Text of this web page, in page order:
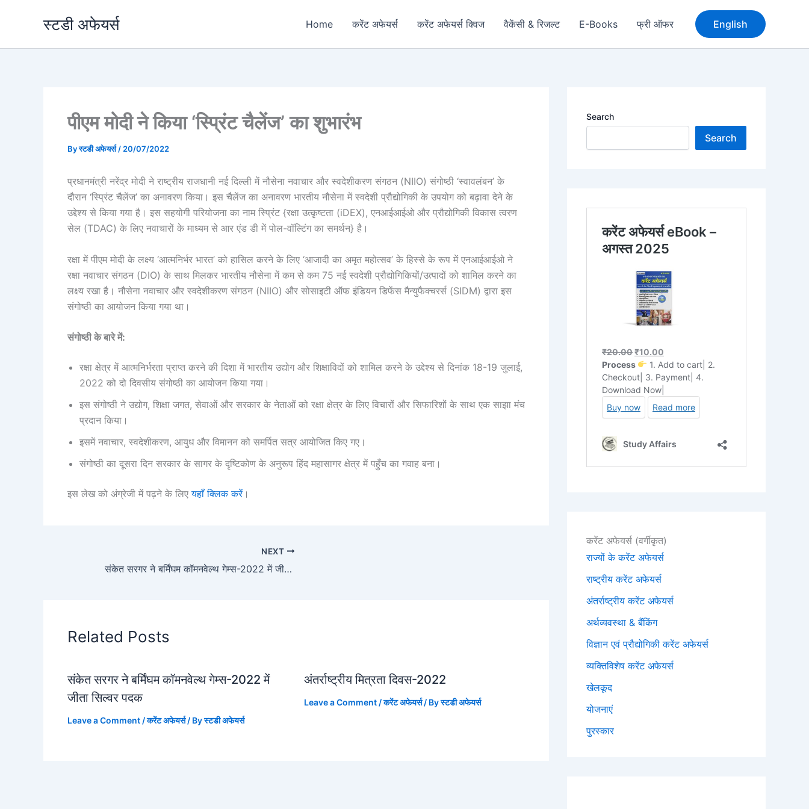
स्टडी अफेयर्स Home करेंट अफेयर्स करेंट अफेयर्स क्विज वैकेंसी & रिजल्ट E-Books फ्री ऑफर English
पीएम मोदी ने किया ‘स्प्रिंट चैलेंज’ का शुभारंभ
Byस्टडी अफेयर्स/ 20/07/2022
प्रधानमंत्री नरेंद्र मोदी ने राष्ट्रीय राजधानी नई दिल्ली में नौसेना नवाचार और स्वदेशीकरण संगठन (NIIO) संगोष्ठी ‘स्वावलंबन’ के
दौरान ‘स्प्रिंट चैलेंज’ का अनावरण किया। इस चैलेंज का अनावरण भारतीय नौसेना में स्वदेशी प्रौद्योगिकी के उपयोग को बढ़ावा देने के
उद्देश्य से किया गया है। इस सहयोगी परियोजना का नाम स्प्रिंट {रक्षा उत्कृष्टता (iDEX), एनआईआईओ और प्रौद्योगिकी विकास त्वरण
सेल (TDAC) के लिए नवाचारों के माध्यम से आर एंड डी में पोल-वॉल्टिंग का समर्थन} है।
रक्षा में पीएम मोदी के लक्ष्य ‘आत्मनिर्भर भारत’ को हासिल करने के लिए ‘आजादी का अमृत महोत्सव’ के हिस्से के रूप में एनआईआईओ ने
रक्षा नवाचार संगठन (DIO) के साथ मिलकर भारतीय नौसेना में कम से कम 75 नई स्वदेशी प्रौद्योगिकियों/उत्पादों को शामिल करने का
लक्ष्य रखा है। नौसेना नवाचार और स्वदेशीकरण संगठन (NIIO) और सोसाइटी ऑफ इंडियन डिफेंस मैन्युफैक्चरर्स (SIDM) द्वारा इस
संगोष्ठी का आयोजन किया गया था।
संगोष्ठी के बारे में:
रक्षा क्षेत्र में आत्मनिर्भरता प्राप्त करने की दिशा में भारतीय उद्योग और शिक्षाविदों को शामिल करने के उद्देश्य से दिनांक 18-19 जुलाई,
2022 को दो दिवसीय संगोष्ठी का आयोजन किया गया।
इस संगोष्ठी ने उद्योग, शिक्षा जगत, सेवाओं और सरकार के नेताओं को रक्षा क्षेत्र के लिए विचारों और सिफारिशों के साथ एक साझा मंच
प्रदान किया।
इसमें नवाचार, स्वदेशीकरण, आयुध और विमानन को समर्पित सत्र आयोजित किए गए।
संगोष्ठी का दूसरा दिन सरकार के सागर के दृष्टिकोण के अनुरूप हिंद महासागर क्षेत्र में पहुँच का गवाह बना।
इस लेख को अंग्रेजी में पढ़ने के लिएयहाँ क्लिक करें।
NEXT
संकेत सरगर ने बर्मिंघम कॉमनवेल्थ गेम्स-2022 में जीता सिल्वर पदक
Related Posts
संकेत सरगर ने बर्मिंघम कॉमनवेल्थ गेम्स-2022 में
जीता सिल्वर पदक
Leave a Comment /करेंट अफेयर्स/ Byस्टडी अफेयर्स
अंतर्राष्ट्रीय मित्रता दिवस-2022
Leave a Comment /करेंट अफेयर्स/ Byस्टडी अफेयर्स
Search
Search
करेंट अफेयर्स (वर्गीकृत)
राज्यों के करेंट अफेयर्स
राष्ट्रीय करेंट अफेयर्स
अंतर्राष्ट्रीय करेंट अफेयर्स
अर्थव्यवस्था & बैंकिंग
विज्ञान एवं प्रौद्योगिकी करेंट अफेयर्स
व्यक्तिविशेष करेंट अफेयर्स
खेलकूद
योजनाएं
पुरस्कार